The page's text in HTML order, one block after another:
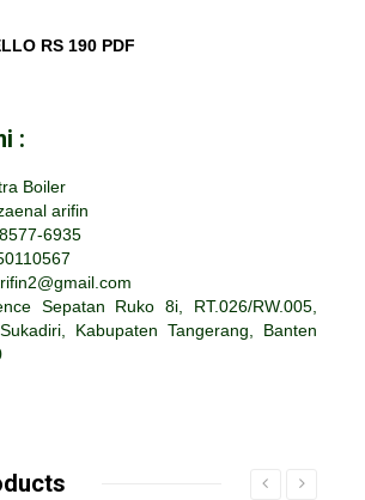
RS 190 PDF
:
Boiler
arifin
6935
Sepatan Ruko 8i, RT.026/RW.005,
Kabupaten Tangerang, Banten